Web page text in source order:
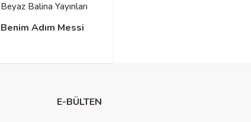
Beyaz Balina Yayınları
Benim Adım Messi
E-BÜLTEN